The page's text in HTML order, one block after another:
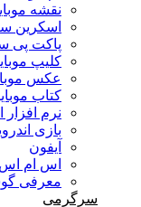
نقشه
اسکرین
پاکت پی
کلیپ
عکس
کتاب
نرم افزار
بازی
آیفون
اس ام اس
معرفی
سرگرمی